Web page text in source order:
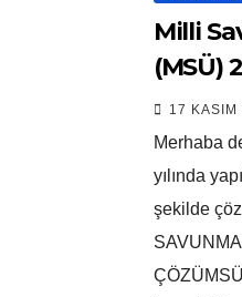
Milli
(MSÜ)
17 KASIM
Merhaba
yılında
şekilde